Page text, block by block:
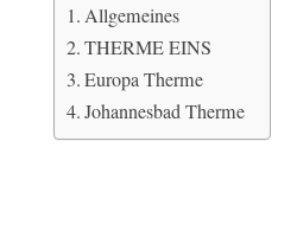
Allgemeines
THERME EINS
Europa Therme
Johannesbad Therme